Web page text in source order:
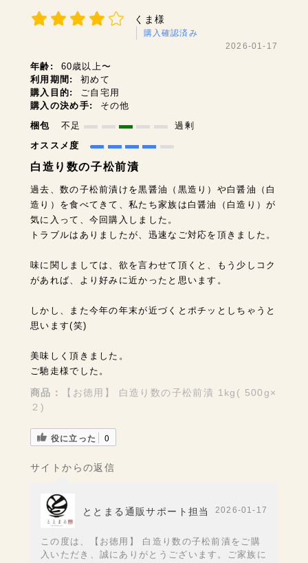
くま様
購入確認済み
2026-01-17
年齢:
60歳以上〜
利用期間:
初めて
購入目的:
ご自宅用
購入の決め手:
その他
梱包
不足
過剰
オススメ度
白造り数の子松前漬
過去、数の子松前漬けを黒醤油（黒造り）や白醤油（白
造り）を食べてきて、私たち家族は白醤油（白造り）が
気に入って、今回購入しました。
トラブルはありましたが、迅速なご対応を頂きました。
味に関しましては、欲を言わせて頂くと、もう少しコク
があれば、より好みに近かったと思います。
しかし、また今年の年末が近づくとポチッとしちゃうと
思います(笑)
美味しく頂きました。
ご馳走様でした。
商品：
【お徳用】 白造り数の子松前漬 1kg( 500g×
２)
役に立った 0
サイトからの返信
ととまる通販サポート担当 2026-01-17
この度は、【お徳用】 白造り数の子松前漬をご購
入いただき、誠にありがとうございます。ご家族に